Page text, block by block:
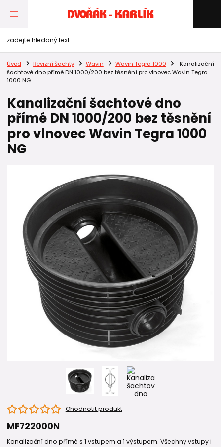
Úvod Revizní šachty Wavin Wavin Tegra 1000
Kanalizační
šachtové dno přímé DN 1000/200 bez těsnění pro vlnovec Wavin Tegra
1000 NG
Kanalizační šachtové dno
přímé DN 1000/200 bez těsnění
pro vlnovec Wavin Tegra 1000
NG
Ohodnotit produkt
MF722000N
Kanalizační dno přímé s 1 vstupem a 1 výstupem. Všechny vstupy i